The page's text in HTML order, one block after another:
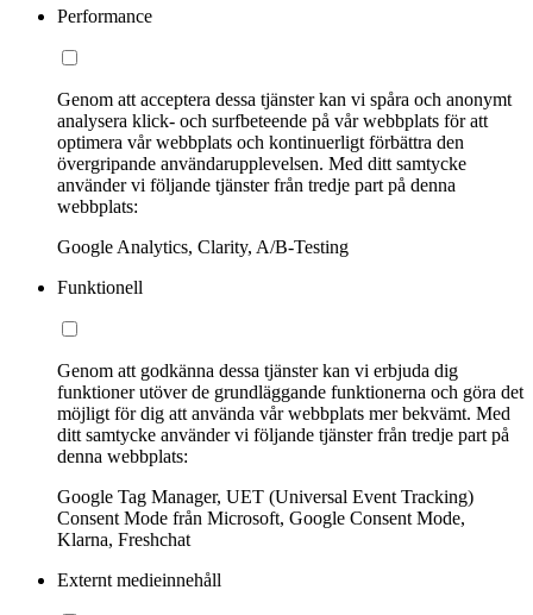
Performance
Genom att acceptera dessa tjänster kan vi spåra och anonymt
analysera klick- och surfbeteende på vår webbplats för att
optimera vår webbplats och kontinuerligt förbättra den
övergripande användarupplevelsen. Med ditt samtycke
använder vi följande tjänster från tredje part på denna
webbplats:
Google Analytics, Clarity, A/B-Testing
Funktionell
Genom att godkänna dessa tjänster kan vi erbjuda dig
funktioner utöver de grundläggande funktionerna och göra det
möjligt för dig att använda vår webbplats mer bekvämt. Med
ditt samtycke använder vi följande tjänster från tredje part på
denna webbplats:
Google Tag Manager, UET (Universal Event Tracking)
Consent Mode från Microsoft, Google Consent Mode,
Klarna, Freshchat
Externt medieinnehåll